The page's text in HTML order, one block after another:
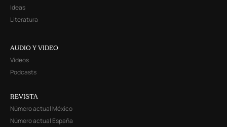
Ideas
Literatura
AUDIO Y VIDEO
Videos
Podcasts
REVISTA
Número actual México
Número actual España